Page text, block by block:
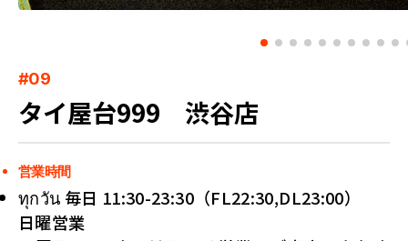
#09
タイ屋台999 渋谷店
営業時間
ทุกวัน 毎日 11:30-23:30（FL22:30,DL23:00）
日曜営業